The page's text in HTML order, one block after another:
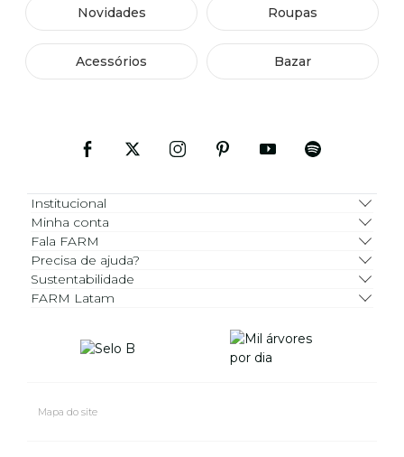
Novidades Roupas
Acessórios Bazar
Institucional
Minha conta
Fala FARM
Precisa de ajuda?
Sustentabilidade
FARM Latam
Mapa do site